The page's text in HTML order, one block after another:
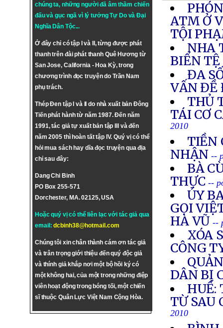
chúng ta, những người đã âm thầm chiến
đấu và gục ngã vì lý tưởngTự DovàĐại
Nghĩa Dân Tộc...
Ở đây chỉ có tập I và II, từng được phát
thanh trên đài phát thanh Quê Hương từ
San Jose, California - Hoa Kỳ, trong
chương trình đọc truyện do Trần Nam
phụ trách.
Thép Đen tập I và II do nhà xuất bản Đông
Tiến phát hành từ năm 1987. Đến năm
1991, tác giả tự xuất bản tập III và đến
năm 2005 thì hoàn tất tập IV. Quý vị có thể
hỏi mua sách hay dĩa đọc truyện qua địa
chỉ sau đây:
Dang Chi Binh
PO Box 255-571
Dorchester, MA. 02125, USA
Hoặc quý vị có thể liên lạc với tác giả qua
email:dcbinh38@hotmail.com
Chúng tôi xin chân thành cám ơn tác giả
và trân trọng giới thiệu đến quý độc giả
và thính giả khắp nơi một bộ hồi ký có
một không hai, của một trong những điệp
viên hoạt động trong bóng tối, một chiến
sĩ thuộc Quân Lực Việt Nam Cộng Hòa.
ATM Ở
TỘI
NHA
BIỂN
ĐA
VẤN
THỦ
TÁI CƠ
2010
TIỀN
NHẬN --
BÀ
THỰC --
ỦY
GỌI
HÀ VŨ--
XÓA
CÔNG
DÂN BỊ
HUẾ:
TỪ SAU
2010